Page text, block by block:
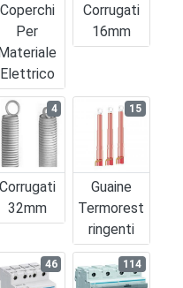
Coperchi
Per
Elettrico
Corrugati
16mm
Corrugati
32mm
4
Guaine
Termorest
Ringenti
15
46 114